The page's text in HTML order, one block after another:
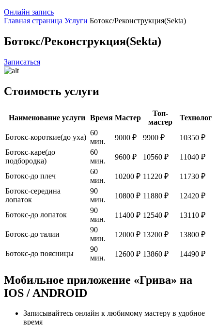
Онлайн запись
Главная страница Услуги Ботокс/Реконструкция(Sekta)
Ботокс/Реконструкция(Sekta)
Записаться
Стоимость услуги
Наименование услуги Время Мастер
Топ-
мастер
Технолог
Ботокс-короткие(до уха)
60
мин.
9000 ₽ 9900 ₽
10350 ₽
Ботокс-каре(до
подбородка)
60
мин.
9600 ₽ 10560 ₽ 11040 ₽
Ботокс-до плеч
60
мин.
10200 ₽ 11220 ₽
11730 ₽
Ботокс-середина
лопаток
90
мин.
10800 ₽ 11880 ₽ 12420 ₽
Ботокс-до лопаток
90
мин.
11400 ₽ 12540 ₽ 13110 ₽
Ботокс-до талии
90
мин.
12000 ₽ 13200 ₽ 13800 ₽
Ботокс-до поясницы
90
мин.
12600 ₽ 13860 ₽ 14490 ₽
Мобильное приложение «Грива» на
IOS / ANDROID
Записывайтесь онлайн к любимому мастеру в удобное
время